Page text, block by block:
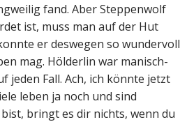
fand. Aber Steppenwolf
ist, muss man auf der Hut
er deswegen so wundervoll
mag. Hölderlin war manisch-
jeden Fall. Ach, ich könnte jetzt
leben ja noch und sind
bringt es dir nichts, wenn du